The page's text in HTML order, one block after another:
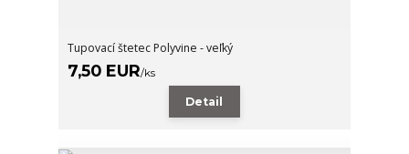
Tupovací štetec Polyvine - veľký
7,50 EUR/ks
Detail